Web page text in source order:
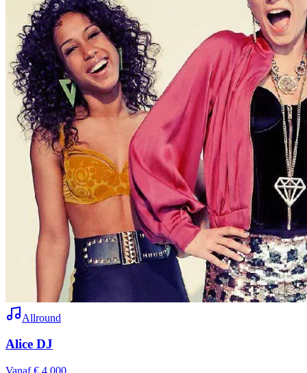
Allround
Alice DJ
Vanaf € 4.000